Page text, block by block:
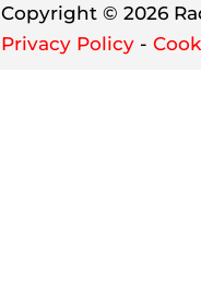
Copyright © 2026
Privacy Policy -